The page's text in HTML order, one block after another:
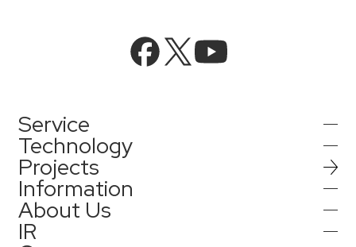
Service
AIインテグレーション
AIソリューション
Technology
AI／生成AI
AIエージェント／生成AI／LLM
Projects
Information
インフォメーション
About Us
IR